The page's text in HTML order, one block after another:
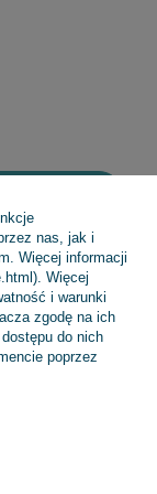
Regulaminy
nas, jak i
Więcej informacji
Więcej
i warunki
zgodę na ich
do nich
poprzez